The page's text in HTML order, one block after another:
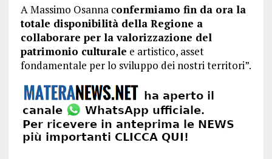
A Massimo Osanna confermiamo fin da ora la
totale disponibilità della Regione a
collaborare per la valorizzazione del
patrimonio culturale e artistico, asset
fondamentale per lo sviluppo dei nostri territori”.